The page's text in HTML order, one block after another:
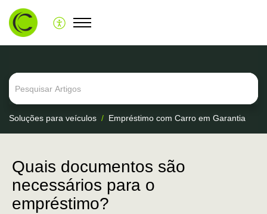
Soluções para veículos Empréstimo com Carro em Garantia
Quais documentos são
necessários para o
empréstimo?